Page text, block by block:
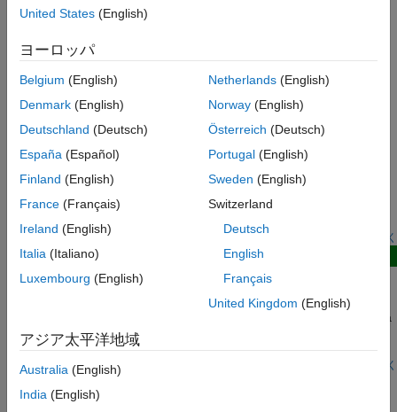
二相流体モデル
湿り空気モデル
熱モデル
物理量信号の操作
ユーティリティ
関連情報
角度ベースの回転システム
注目の例
Interfacing Angle-Based Rotational and Position-Based
Translational Networks
Demonstrates how you can define positive directions for
translation and rotation in your physical view and adjust the
Simscape™ network to achieve the desired behavior. It
highlights the flexibility of Simscape in mapping physical
directions to schematic representations.
ライブ スクリプトを開く
新規
Camshaft
Model a camshaft using Cam and Follower (AB-PB) blocks. The
camshaft has four cams, each driving a knife-edge follower on a
spring. This example describes how to set up the cam profile,
offset angles between the cams, and initial conditions.
R2026a 以降 モデルを開く
United States (English)
ヨーロッパ
Belgium (English)
Denmark (English)
Deutschland (Deutsch)
España (Español)
Finland (English)
France (Français)
Ireland (English)
Italia (Italiano)
Luxembourg (English)
Netherlands(English)
Norway(English)
Österreich (Deutsch)
Portugal(English)
Sweden (English)
Switzerland
Deutsch
English
Français
United Kingdom (English)
アジア太平洋地域
Australia (English)
India (English)